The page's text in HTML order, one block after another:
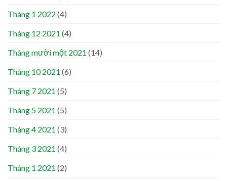
Tháng 1 2022 (4)
Tháng 12 2021 (4)
Tháng mười một 2021 (14)
Tháng 10 2021 (6)
Tháng 7 2021 (5)
Tháng 5 2021 (5)
Tháng 4 2021 (3)
Tháng 3 2021 (4)
Tháng 1 2021 (2)